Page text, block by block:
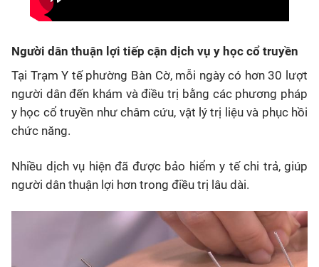
Người dân thuận lợi tiếp cận dịch vụ y học cổ truyền
Tại Trạm Y tế phường Bàn Cờ, mỗi ngày có hơn 30 lượt
người dân đến khám và điều trị bằng các phương pháp
y học cổ truyền như châm cứu, vật lý trị liệu và phục hồi
chức năng.
Nhiều dịch vụ hiện đã được bảo hiểm y tế chi trả, giúp
người dân thuận lợi hơn trong điều trị lâu dài.